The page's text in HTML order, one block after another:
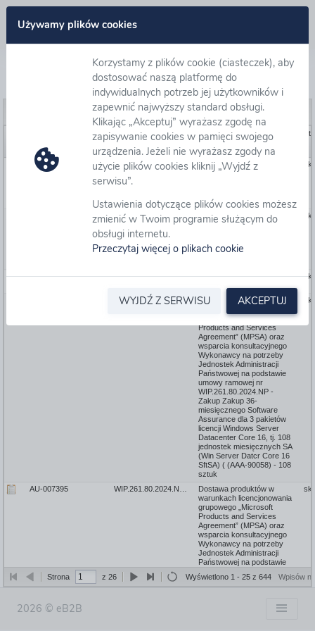
Używamy plików cookies
Korzystamy z plików cookie (ciasteczek), aby
dostosować naszą platformę do
indywidualnych potrzeb jej użytkowników i
zapewnić najwyższy standard obsługi.
Klikając „Akceptuj” wyrażasz zgodę na
zapisywanie cookies w pamięci swojego
urządzenia. Jeżeli nie wyrażasz zgody na
użycie plików cookies kliknij „Wyjdź z
serwisu”.
Ustawienia dotyczące plików cookies możesz
zmienić w Twoim programie służącym do
obsługi internetu.
Przeczytaj więcej o plikach cookie
WYJDŹ Z SERWISU AKCEPTUJ
Oferty/ Wnioski
Pobierz dokument Pobierz dokument
Numer ewidencyjny Numer postępowania Nazwa
523206
AU-007497 WIP.261.50.2026.KA
Budowa rozdzielni
elektrycznych wraz z
Warszawa
WIP.261.44.2026.WW
Dostawa i dystrybucja
energii elektrycznej do lokali
administrowanych przez
Centrum Obsługi
520324
AU-007405 WIP.261.41.2026.TM
Dostawa przełączników
WIP.261.80.2024.NP - SZABLON DO ZAMÓWIEŃ WYKONAWCZYCH
Dostawa produktów w
grupowego „Microsoft
Products and Services
Agreement” (MPSA) oraz
wsparcia konsultacyjnego
Wykonawcy na potrzeby
Jednostek Administracji
Państwowej na podstawie
umowy ramowej nr
WIP.261.80.2024.NP -
Zakup Zakup 36-
miesięcznego Software
Assurance dla 3 pakietów
licencji Windows Server
Datacenter Core 16, tj. 108
jednostek miesięcznych SA
(Win Server Datcr Core 16
SftSA) ( (AAA-90058) - 108
sztuk
520114
AU-007395
Dostawa produktów w
warunkach licencjonowania
grupowego „Microsoft
Products and Services
Agreement” (MPSA) oraz
wsparcia konsultacyjnego
Wykonawcy na potrzeby
Jednostek Administracji
Państwowej na podstawie
WIP.261.80.2024.NP - 12
Power Auto FlP5L (Power
Strona z 26 Wyświetlono 1 - 25 z 644 Wpisów
2026 © eB2B